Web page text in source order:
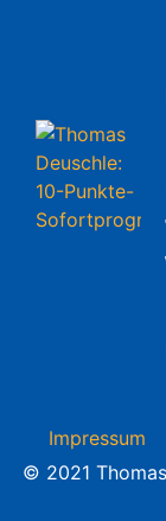
Impressum
© 2021